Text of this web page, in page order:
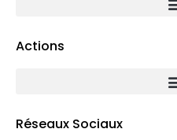
Actions
Réseaux Sociaux